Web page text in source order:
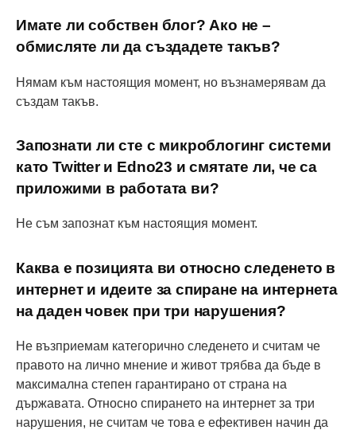
Имате ли собствен блог? Ако не –
обмисляте ли да създадете такъв?
Нямам към настоящия момент, но възнамерявам да
създам такъв.
Запознати ли сте с микроблогинг системи
като Twitter и Edno23 и смятате ли, че са
приложими в работата ви?
Не съм запознат към настоящия момент.
Каква е позицията ви относно следенето в
интернет и идеите за спиране на интернета
на даден човек при три нарушения?
Не възприемам категорично следенето и считам че
правото на лично мнение и живот трябва да бъде в
максимална степен гарантирано от страна на
държавата. Относно спирането на интернет за три
нарушения, не считам че това е ефективен начин да